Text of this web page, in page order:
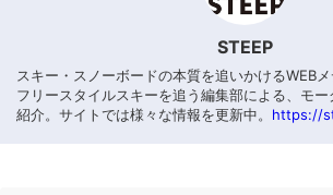
STEEP
スキー・スノーボードの本質を追いかけるWEB
フリースタイルスキーを追う編集部による、モ
紹介。サイトでは様々な情報を更新中。 https://